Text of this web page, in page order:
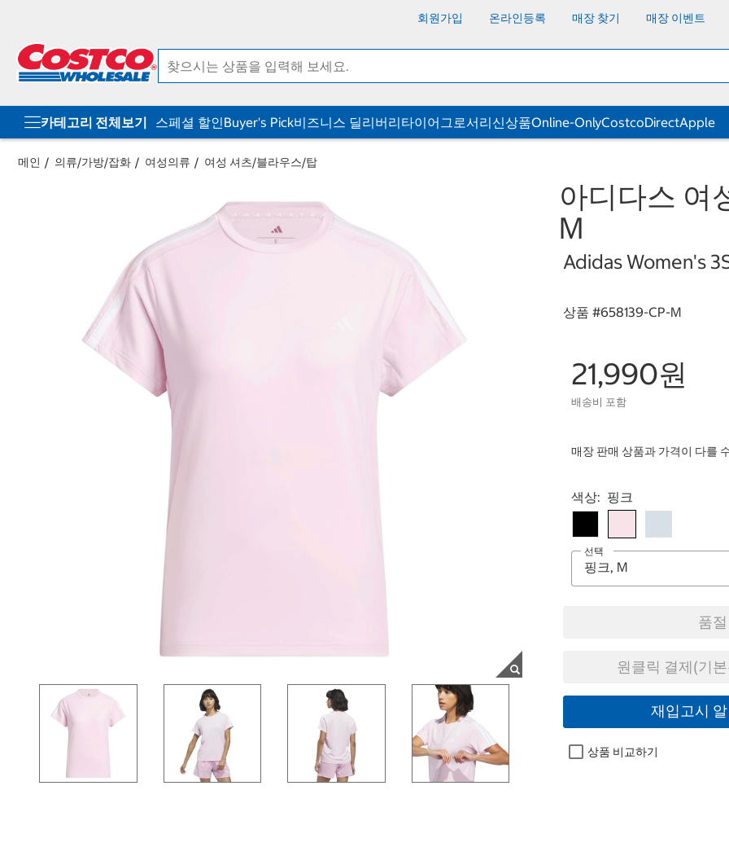
회원가입 온라인등록 매장 찾기 매장 이벤트
카테고리 전체보기 스페셜 할인Buyer's Pick비즈니스 딜리버리타이어그로서리신상품Online-OnlyCostcoDirectApple
메인 의류/가방/잡화 여성의류 여성 셔츠/블라우스/탑
아디다스 여
M
Adidas Women's
상품 #658139-CP-M
21,990원
배송비 포함
매장 판매 상품과 가격이 다를
Select product
색상: 핑크
선택
품절
원클릭 결제(기
재입고시
상품 비교하기